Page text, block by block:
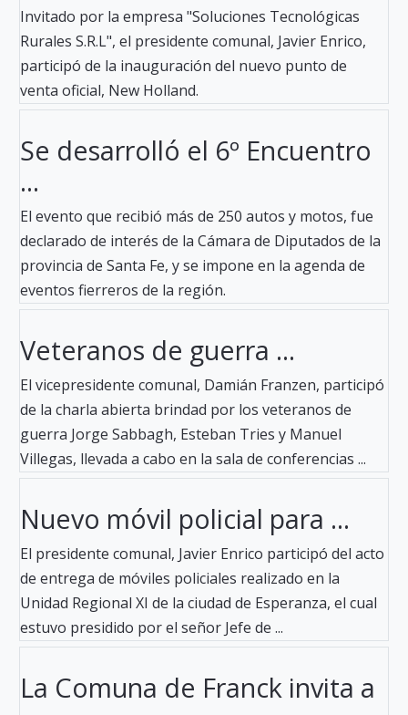
Invitado por la empresa "Soluciones Tecnológicas
Rurales S.R.L", el presidente comunal, Javier Enrico,
participó de la inauguración del nuevo punto de
venta oficial, New Holland.
Se desarrolló el 6º Encuentro
...
El evento que recibió más de 250 autos y motos, fue
declarado de interés de la Cámara de Diputados de la
provincia de Santa Fe, y se impone en la agenda de
eventos fierreros de la región.
Veteranos de guerra ...
El vicepresidente comunal, Damián Franzen, participó
de la charla abierta brindad por los veteranos de
guerra Jorge Sabbagh, Esteban Tries y Manuel
Villegas, llevada a cabo en la sala de conferencias ...
Nuevo móvil policial para ...
El presidente comunal, Javier Enrico participó del acto
de entrega de móviles policiales realizado en la
Unidad Regional XI de la ciudad de Esperanza, el cual
estuvo presidido por el señor Jefe de ...
La Comuna de Franck invita a